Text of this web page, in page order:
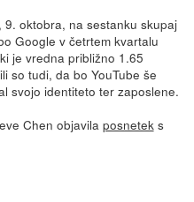
9. oktobra, na sestanku skupaj
Google v četrtem kvartalu
je vredna približno 1.65
so tudi, da bo YouTube še
svojo identiteto ter zaposlene.
Chen objavila posnetek s